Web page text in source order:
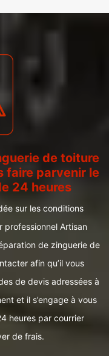
de toiture
faire parvenir le
24 heures
sur les conditions
Artisan
de zinguerie de
afin qu’il vous
de devis adressées à
et il s’engage à vous
heures par courrier
de frais.